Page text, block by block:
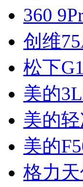
360
创维
松下
美的
美的
美的
格力